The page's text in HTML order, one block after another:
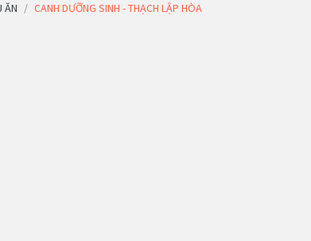
ĂN CANH DƯỠNG SINH - THẠCH LẬP HÒA